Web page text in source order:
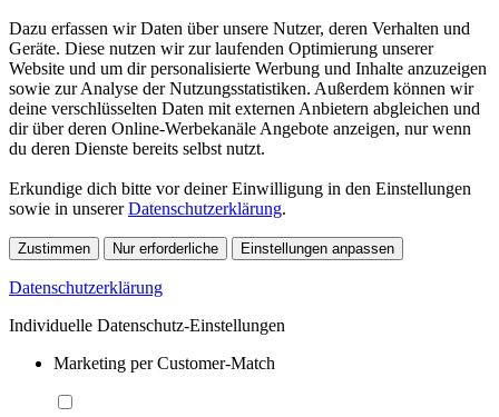
Dazu erfassen wir Daten über unsere Nutzer, deren Verhalten und
Geräte. Diese nutzen wir zur laufenden Optimierung unserer
Website und um dir personalisierte Werbung und Inhalte anzuzeigen
sowie zur Analyse der Nutzungsstatistiken. Außerdem können wir
deine verschlüsselten Daten mit externen Anbietern abgleichen und
dir über deren Online-Werbekanäle Angebote anzeigen, nur wenn
du deren Dienste bereits selbst nutzt.
Erkundige dich bitte vor deiner Einwilligung in den Einstellungen
sowie in unsererDatenschutzerklärung.
Zustimmen Nur erforderliche Einstellungen anpassen
Datenschutzerklärung
Individuelle Datenschutz-Einstellungen
Marketing per Customer-Match